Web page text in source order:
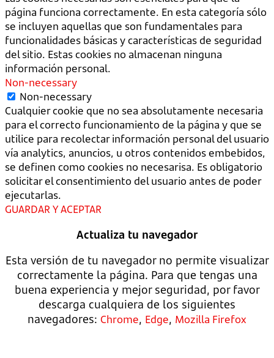
página funciona correctamente. En esta categoría sólo
se incluyen aquellas que son fundamentales para
funcionalidades básicas y características de seguridad
del sitio. Estas cookies no almacenan ninguna
información personal.
Non-necessary
Non-necessary
Cualquier cookie que no sea absolutamente necesaria
para el correcto funcionamiento de la página y que se
utilice para recolectar información personal del usuario
vía analytics, anuncios, u otros contenidos embebidos,
se definen como cookies no necesarisa. Es obligatorio
solicitar el consentimiento del usuario antes de poder
ejecutarlas.
GUARDAR Y ACEPTAR
Actualiza tu navegador
Esta versión de tu navegador no permite visualizar
correctamente la página. Para que tengas una
buena experiencia y mejor seguridad, por favor
descarga cualquiera de los siguientes
navegadores: Chrome, Edge, Mozilla Firefox